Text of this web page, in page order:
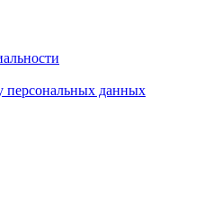
персональных данных